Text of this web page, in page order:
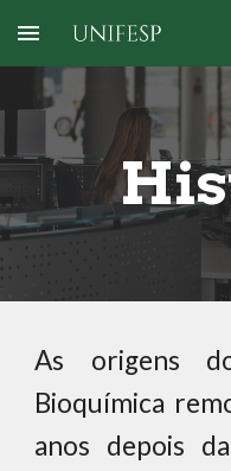
Skip to main content
As origens
Bioquímica
anos depois